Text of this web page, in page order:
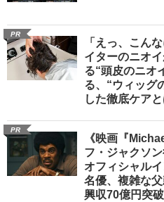
PR
「えっ、こん
イターのニオ
る“頭皮のニオ
る、“ウィッグ
した徹底ケア
PR
《映画『
フ・ジャクソ
オフィシャル
名優、複雑な
興収70億円突破